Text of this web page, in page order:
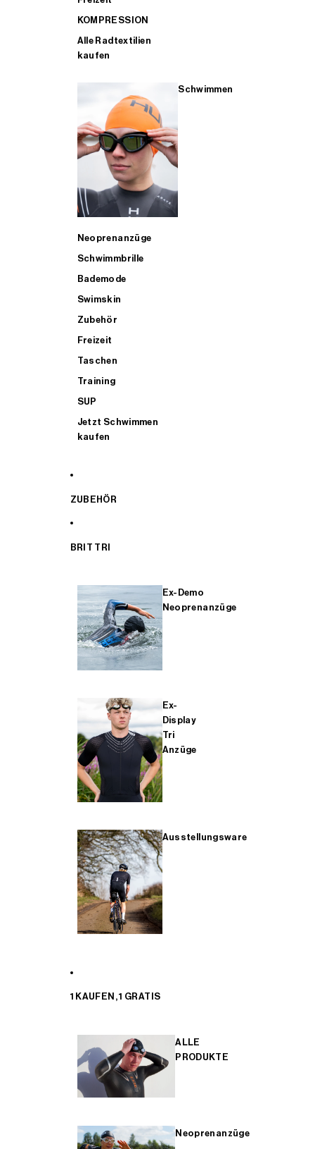
KOMPRESSION
Alle Radtextilien
kaufen
Schwimmen
Neoprenanzüge
Schwimmbrille
Bademode
Swimskin
Zubehör
Freizeit
Taschen
Training
SUP
Jetzt Schwimmen
kaufen
ZUBEHÖR
BRIT TRI
Ex-Demo
Neoprenanzüge
Ex-
Display
Tri
Anzüge
Ausstellungsware
1 KAUFEN, 1 GRATIS
ALLE
PRODUKTE
Neoprenanzüge